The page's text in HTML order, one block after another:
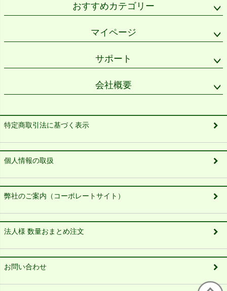
おすすめカテゴリー
マイページ
サポート
会社概要
特定商取引法に基づく表示
個人情報の取扱
弊社のご案内（コーポレートサイト）
法人様 数量おまとめ注文
お問い合わせ